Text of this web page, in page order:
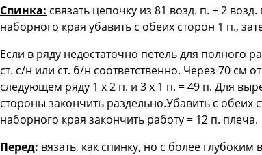
Спинка: связать цепочку из 81 возд. п. + 2
наборного края убавить с обеих сторон 1 п.,
Если в ряду недостаточно петель для полного
ст. с/н или ст. б/н соответственно. Через 70 см
следующем ряду 1 х 2 п. и 3 х 1 п. = 49 п. Для
стороны закончить раздельно.Убавить с
наборного края закончить работу = 12 п. плеча.
Перед: вязать, как спинку, но с более